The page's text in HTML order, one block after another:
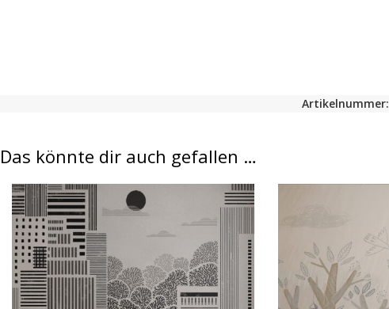
Artikelnummer:
Das könnte dir auch gefallen …